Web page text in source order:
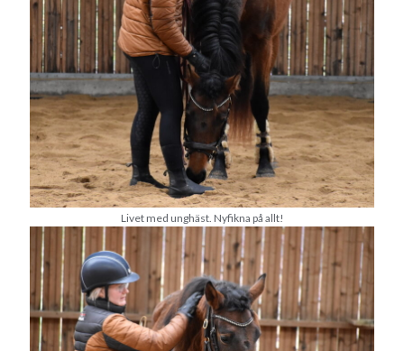
Livet med unghäst. Nyfikna på allt!